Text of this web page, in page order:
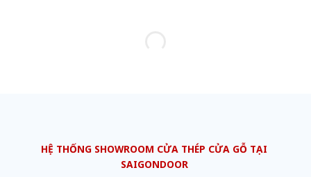
HỆ THỐNG SHOWROOM CỬA THÉP CỬA GỖ TẠI
SAIGONDOOR